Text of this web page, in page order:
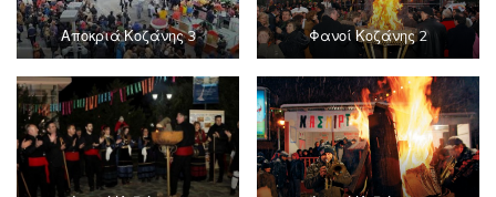
Αποκριά Κοζάνης 3 Φανοί Κοζάνης 2